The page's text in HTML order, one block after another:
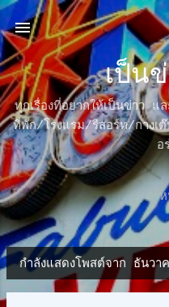
ข้ามไ
เป็น
ทุกเรื่องที่อยากให้เป็นข่าว แ
ที่พัก/โรงแรม/รีสอร์ท/กาง
อ
ห
บ
กำลังแสดงโพสต์จาก ธันว